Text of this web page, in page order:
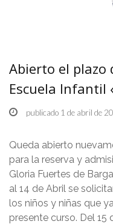
Abierto el plazo
Escuela Infantil
publicado 1 de abril de
Queda abierto
para la reserva y
Gloria Fuertes de
al 14 de Abril se
los niños y niñas que
presente curso. Del 15